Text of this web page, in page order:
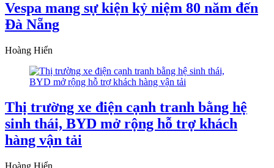
Vespa mang sự kiện kỷ niệm 80 năm đến
Đà Nẵng
Hoàng Hiển
Thị trường xe điện cạnh tranh bằng hệ
sinh thái, BYD mở rộng hỗ trợ khách
hàng vận tải